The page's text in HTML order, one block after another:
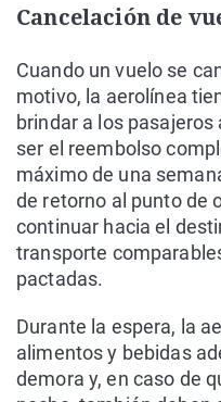
Cancelación de
Cuando un vuelo se
motivo, la aerolínea
brindar a los
ser el reembolso
máximo de una
de retorno al punto de
continuar hacia el
transporte
pactadas.
Durante la espera, la
alimentos y bebidas
demora y, en caso de